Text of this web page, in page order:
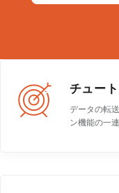
チュー
データの転
ン機能の一